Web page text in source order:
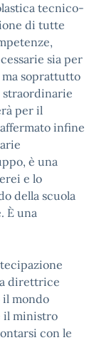
tecnico-
di tutte
sia per
soprattutto
straordinarie
per il
infine
è una
e lo
della scuola
È una
direttrice
mondo
il ministro
con le